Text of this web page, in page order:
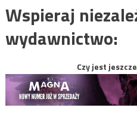
Wspieraj
wydawnictwo:
Czy jest